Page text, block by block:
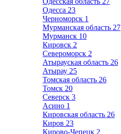
Одесса 23
Черноморск 1
Мурманская область 27
Мурманск 10
Кировск 2
Североморск 2
Атырауская область 26
Атырау 25
Томская область 26
Томск 20
Северск 3
Асино 1
Кировская область 26
Киров 23
Кирово-Чепецк 2